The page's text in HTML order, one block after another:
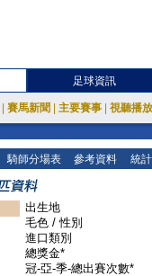
足球資訊
賽馬新聞 主要賽事 視聽播
騎師分場表 參考資料 統
出生地
毛色 / 性別
進口類別
總獎金*
冠-亞-季-總出賽次數*